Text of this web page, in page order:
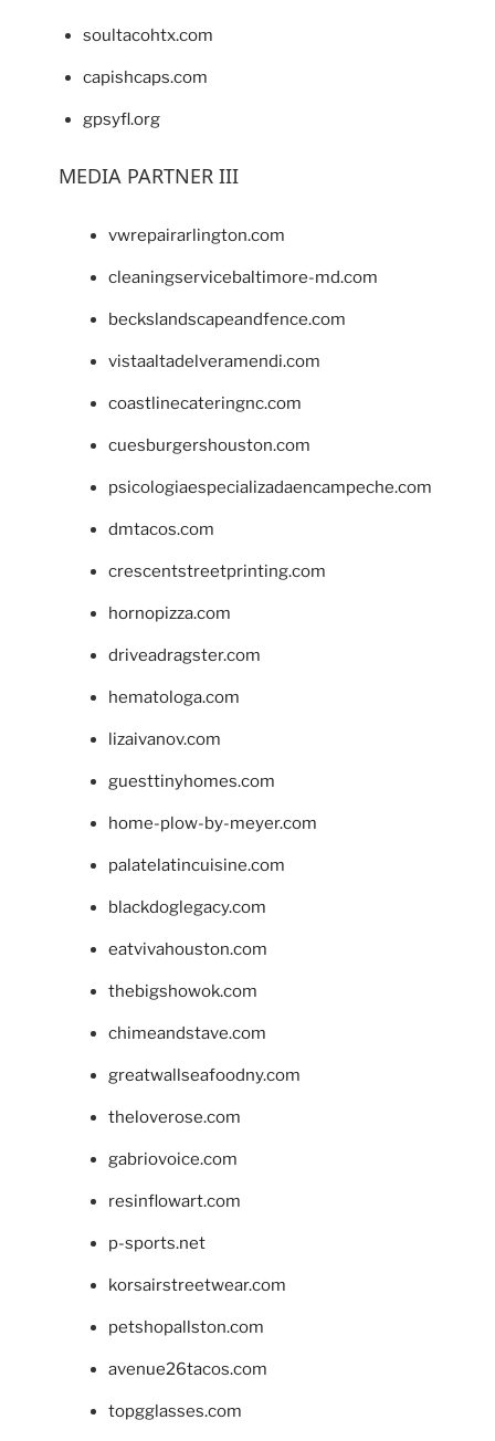
soultacohtx.com
capishcaps.com
gpsyfl.org
MEDIA PARTNER III
vwrepairarlington.com
cleaningservicebaltimore-md.com
beckslandscapeandfence.com
vistaaltadelveramendi.com
coastlinecateringnc.com
cuesburgershouston.com
psicologiaespecializadaencampeche.com
dmtacos.com
crescentstreetprinting.com
hornopizza.com
driveadragster.com
hematologa.com
lizaivanov.com
guesttinyhomes.com
home-plow-by-meyer.com
palatelatincuisine.com
blackdoglegacy.com
eatvivahouston.com
thebigshowok.com
chimeandstave.com
greatwallseafoodny.com
theloverose.com
gabriovoice.com
resinflowart.com
p-sports.net
korsairstreetwear.com
petshopallston.com
avenue26tacos.com
topgglasses.com